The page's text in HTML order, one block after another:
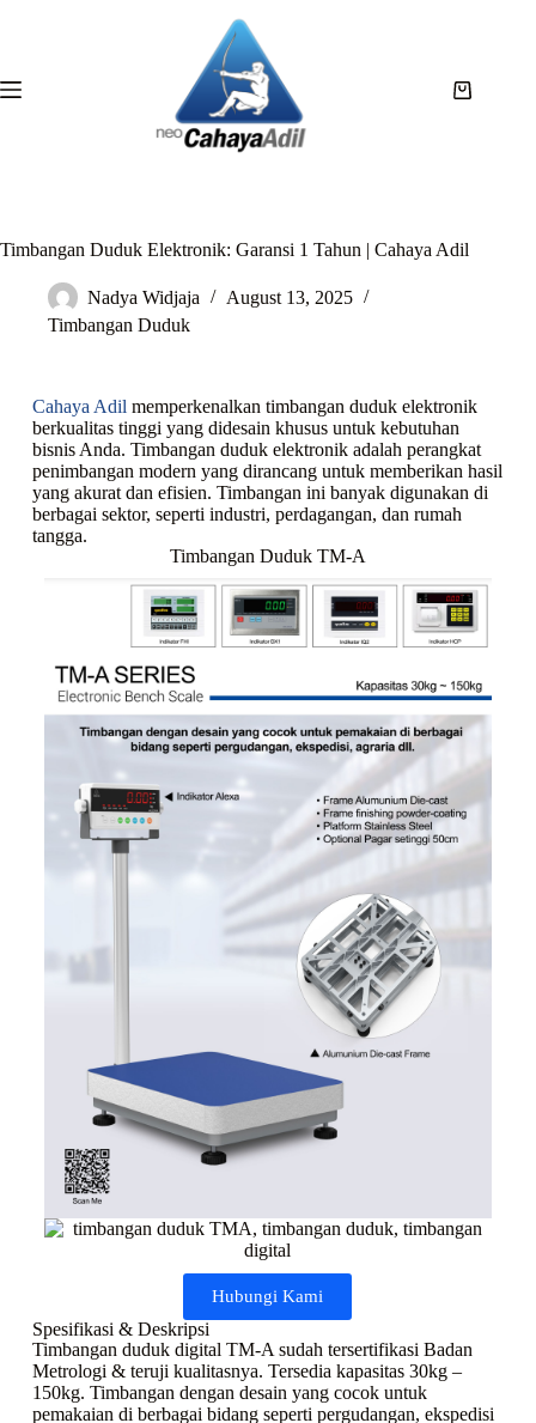
Timbangan Duduk Elektronik: Garansi 1 Tahun | Cahaya Adil
Nadya Widjaja
August 13, 2025
Timbangan Duduk
Cahaya Adil memperkenalkan timbangan duduk elektronik
berkualitas tinggi yang didesain khusus untuk kebutuhan
bisnis Anda. Timbangan duduk elektronik adalah perangkat
penimbangan modern yang dirancang untuk memberikan hasil
yang akurat dan efisien. Timbangan ini banyak digunakan di
berbagai sektor, seperti industri, perdagangan, dan rumah
tangga.
Timbangan Duduk TM-A
Hubungi Kami
Spesifikasi & Deskripsi
Timbangan duduk digital TM-A sudah tersertifikasi Badan
Metrologi & teruji kualitasnya. Tersedia kapasitas 30kg –
150kg. Timbangan dengan desain yang cocok untuk
pemakaian di berbagai bidang seperti pergudangan, ekspedisi